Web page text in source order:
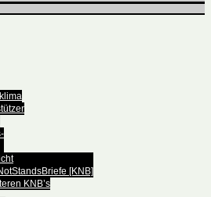
[KNB]
KNB’s